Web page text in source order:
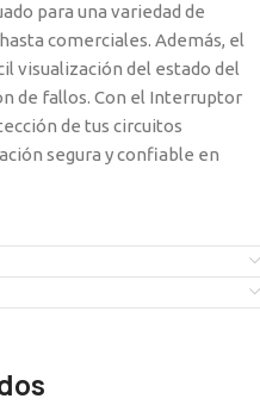
para una variedad de
comerciales. Además, el
visualización del estado del
de fallos. Con el Interruptor
de tus circuitos
segura y confiable en